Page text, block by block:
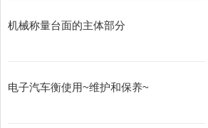
机械称量台面的主体部分
电子汽车衡使用~维护和保养~